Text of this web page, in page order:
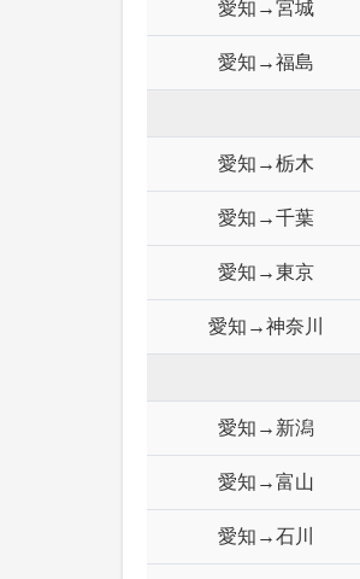
愛知→宮城
愛知→福島
愛知→栃木
愛知→千葉
愛知→東京
愛知→神奈川
愛知→新潟
愛知→富山
愛知→石川